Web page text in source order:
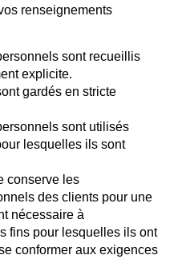
renseignements
sont recueillis
explicite.
gardés en stricte
sont utilisés
lesquelles ils sont
conserve les
des clients pour une
nécessaire à
fins pour lesquelles ils ont
conformer aux exigences